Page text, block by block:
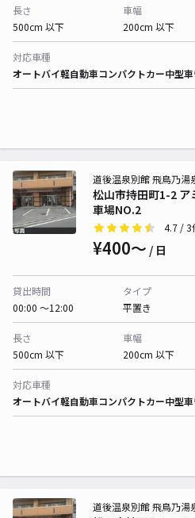
長さ
500cm 以下
車幅
200cm 以下
対応車種
オートバイ軽自動車コンパクトカー中型車
松山市持田町1-2 ア
車場NO.2
道後温泉別館 飛鳥乃湯
4.7 / 3
¥400〜 / 日
貸出時間
00:00 〜12:00
タイプ
平置き
長さ
500cm 以下
車幅
200cm 以下
対応車種
オートバイ軽自動車コンパクトカー中型車
道後温泉別館 飛鳥乃湯